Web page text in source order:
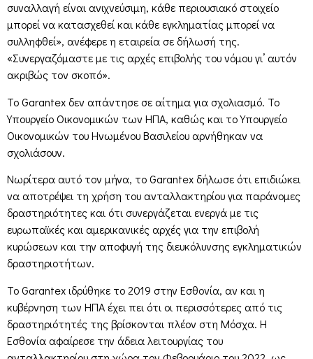
συναλλαγή είναι ανιχνεύσιμη, κάθε περιουσιακό στοιχείο
μπορεί να κατασχεθεί και κάθε εγκληματίας μπορεί να
συλληφθεί», ανέφερε η εταιρεία σε δήλωσή της.
«Συνεργαζόμαστε με τις αρχές επιβολής του νόμου γι’ αυτόν
ακριβώς τον σκοπό».
Το Garantex δεν απάντησε σε αίτημα για σχολιασμό. Το
Υπουργείο Οικονομικών των ΗΠΑ, καθώς και το Υπουργείο
Οικονομικών του Ηνωμένου Βασιλείου αρνήθηκαν να
σχολιάσουν.
Νωρίτερα αυτό τον μήνα, το Garantex δήλωσε ότι επιδιώκει
να αποτρέψει τη χρήση του ανταλλακτηρίου για παράνομες
δραστηριότητες και ότι συνεργάζεται ενεργά με τις
ευρωπαϊκές και αμερικανικές αρχές για την επιβολή
κυρώσεων και την αποφυγή της διευκόλυνσης εγκληματικών
δραστηριοτήτων.
Το Garantex ιδρύθηκε το 2019 στην Εσθονία, αν και η
κυβέρνηση των ΗΠΑ έχει πει ότι οι περισσότερες από τις
δραστηριότητές της βρίσκονται πλέον στη Μόσχα. Η
Εσθονία αφαίρεσε την άδεια λειτουργίας του